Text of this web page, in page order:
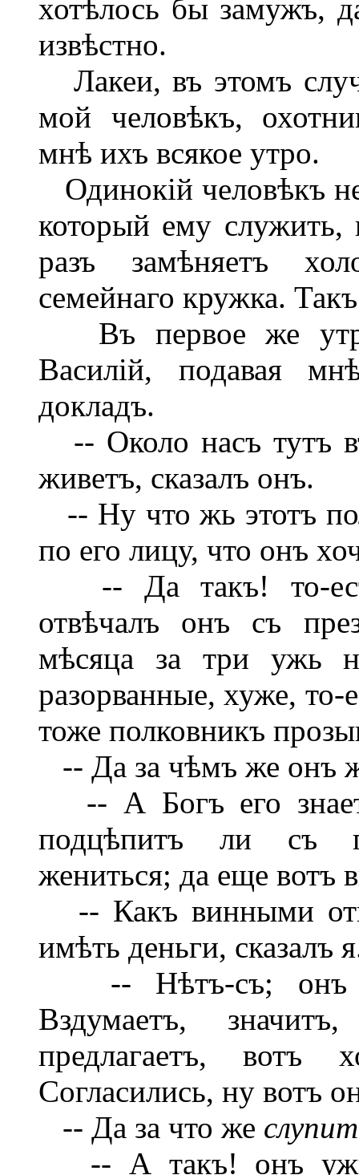
хотѣлось бы замужъ,
извѣстно.
Лакеи, въ этомъ
мой человѣкъ,
мнѣ ихъ всякое утро.
Одинокій человѣкъ
который ему служить,
разъ замѣняетъ
семейнаго кружка.
Въ первое же
Василій, подавая
докладъ.
-- Около насъ тутъ
живетъ, сказалъ онъ.
-- Ну что жь этотъ
по его лицу, что онъ
-- Да такъ! то-
отвѣчалъ онъ съ
мѣсяца за три ужь
разорванные, хуже, то-
тоже полковникъ
-- Да за чѣмъ же онъ
-- А Богъ его
подцѣпитъ ли съ
жениться; да еще вотъ
-- Какъ винными
имѣть деньги, сказалъ
-- Нѣтъ-съ; онъ
Вздумаетъ,
предлагаетъ,
Согласились, ну вотъ
-- Да за что же
-- А такъ! онъ ужь